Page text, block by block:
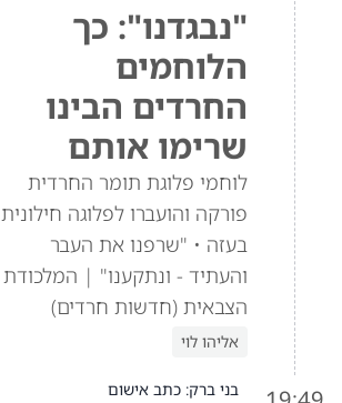
"נבגדנו": כך
הלוחמים
החרדים הבינו
שרימו אותם
לוחמי פלוגת תומר החרדית
פורקה והועברו לפלוגה חילונית
בעזה • "שרפנו את העבר
והעתיד - ונתקענו" | המלכודת
הצבאית (חדשות חרדים)
אליהו לוי
בני ברק: כתב אישום